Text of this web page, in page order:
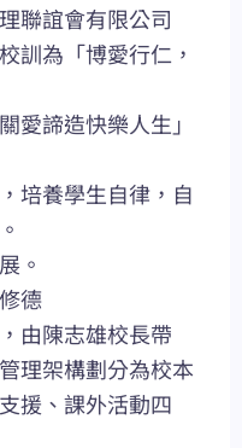
聯誼會有限公司
訓為「博愛行仁，
愛諦造快樂人生」
培養學生自律，自
。
德
由陳志雄校長帶
理架構劃分為校本
援、課外活動四